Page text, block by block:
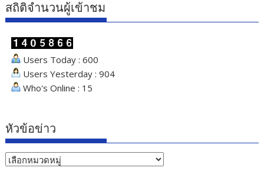
สถิติจำนวนผู้เข้าชม
Users Today : 600
Users Yesterday : 904
Who's Online : 15
หัวข้อข่าว
หัวข้อ